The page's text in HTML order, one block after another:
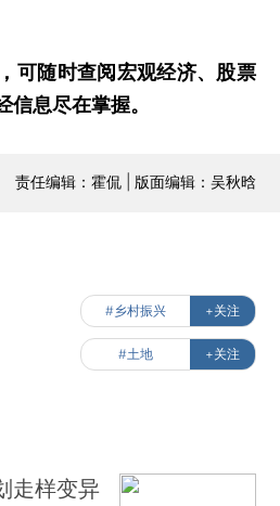
，可随时查阅宏观经济、股票
息尽在掌握。
责任编辑：霍侃 | 版面编辑：吴秋晗
#乡村振兴 +关注
#土地 +关注
走样变异